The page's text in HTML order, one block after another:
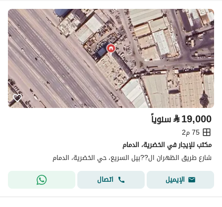
⃁19,000 سنوياً
75 م2
مكتب للإيجار في الخضرية، الدمام
شارع طريق الظهران ال??بيل السريع، حي الخضرية، الدمام
الإيميل
اتصال